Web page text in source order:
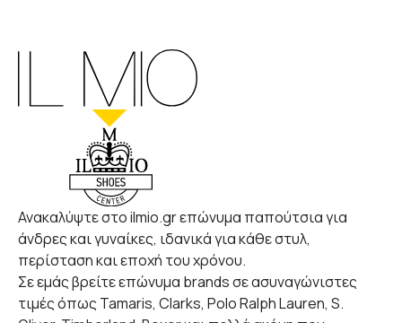
Ανακαλύψτε στο ilmio.gr επώνυμα παπούτσια για
άνδρες και γυναίκες, ιδανικά για κάθε στυλ,
περίσταση και εποχή του χρόνου.
Σε εμάς βρείτε επώνυμα brands σε ασυναγώνιστες
τιμές όπως Tamaris, Clarks, Polo Ralph Lauren, S.